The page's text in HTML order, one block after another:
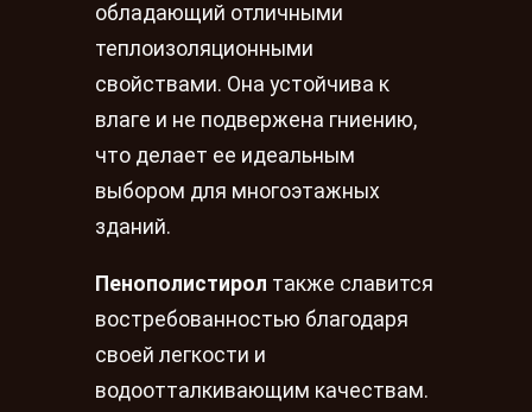
обладающий отличными
теплоизоляционными
свойствами. Она устойчива к
влаге и не подвержена гниению,
что делает ее идеальным
выбором для многоэтажных
зданий.
Пенополистирол также славится
востребованностью благодаря
своей легкости и
водоотталкивающим качествам.